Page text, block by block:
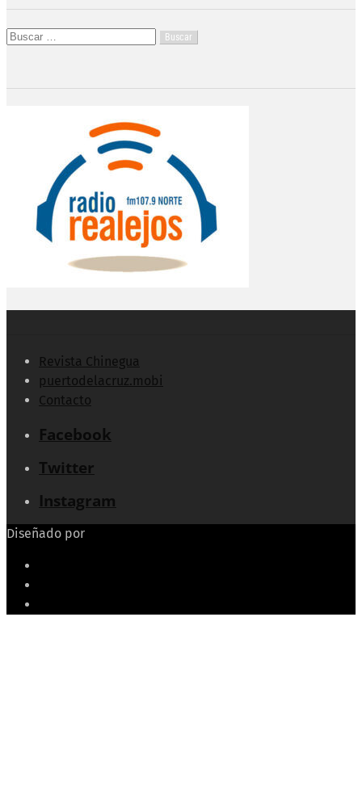
Buscar:
Revista Chinegua
puertodelacruz.mobi
Contacto
Facebook
Twitter
Instagram
Diseñado por